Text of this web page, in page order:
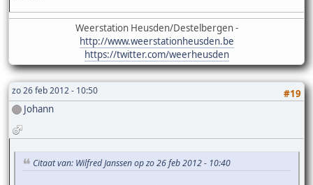
Weerstation Heusden/Destelbergen -
http://www.weerstationheusden.be
https://twitter.com/weerheusden
zo 26 feb 2012 - 10:50
#19
Johann
Citaat van: Wilfred Janssen op zo 26 feb 2012 - 10:40